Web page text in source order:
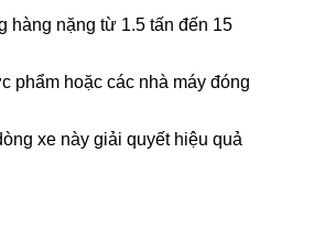
hàng nặng từ 1.5 tấn đến 15
phẩm hoặc các nhà máy đóng
xe này giải quyết hiệu quả